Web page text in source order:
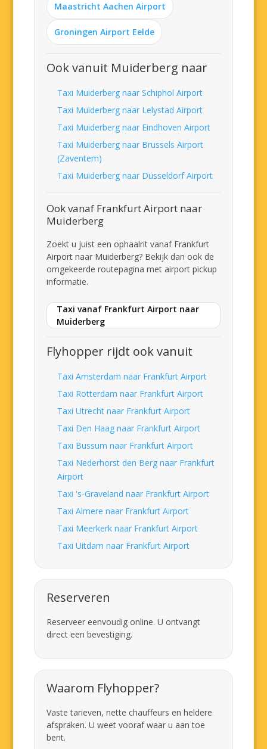
Maastricht Aachen Airport
Groningen Airport Eelde
Ook vanuit Muiderberg naar
Taxi Muiderberg naar Schiphol Airport
Taxi Muiderberg naar Lelystad Airport
Taxi Muiderberg naar Eindhoven Airport
Taxi Muiderberg naar Brussels Airport
(Zaventem)
Taxi Muiderberg naar Düsseldorf Airport
Ook vanaf Frankfurt Airport naar
Muiderberg
Zoekt u juist een ophaalrit vanaf Frankfurt
Airport naar Muiderberg? Bekijk dan ook de
omgekeerde routepagina met airport pickup
informatie.
Taxi vanaf Frankfurt Airport naar
Muiderberg
Flyhopper rijdt ook vanuit
Taxi Amsterdam naar Frankfurt Airport
Taxi Rotterdam naar Frankfurt Airport
Taxi Utrecht naar Frankfurt Airport
Taxi Den Haag naar Frankfurt Airport
Taxi Bussum naar Frankfurt Airport
Taxi Nederhorst den Berg naar Frankfurt
Airport
Taxi 's-Graveland naar Frankfurt Airport
Taxi Almere naar Frankfurt Airport
Taxi Meerkerk naar Frankfurt Airport
Taxi Uitdam naar Frankfurt Airport
Reserveren
Reserveer eenvoudig online. U ontvangt
direct een bevestiging.
Waarom Flyhopper?
Vaste tarieven, nette chauffeurs en heldere
afspraken. U weet vooraf waar u aan toe
bent.